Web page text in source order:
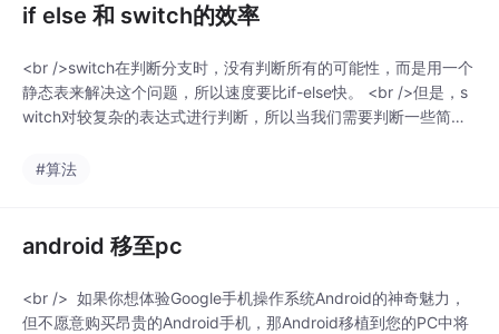
if else 和 switch的效率
<br />switch在判断分支时，没有判断所有的可能性，而是用一个
静态表来解决这个问题，所以速度要比if-else快。 <br />但是，s
witch对较复杂的表达式进行判断，所以当我们需要判断一些简单
的很有道理<br /> <br />switch和if-else相比，由于使用了Binary
#算法
android 移至pc
<br /> 如果你想体验Google手机操作系统Android的神奇魅力，
但不愿意购买昂贵的Android手机，那Android移植到您的PC中将